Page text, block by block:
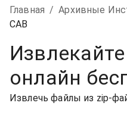
Главная / Архивные
CAB
онлайн
Извлечь файлы из zip-